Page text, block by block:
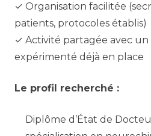
✓ Organisation facilitée
patients, protocoles établis)
✓ Activité partagée avec un
expérimenté déjà en place
Le profil recherché :
Diplôme d’État de